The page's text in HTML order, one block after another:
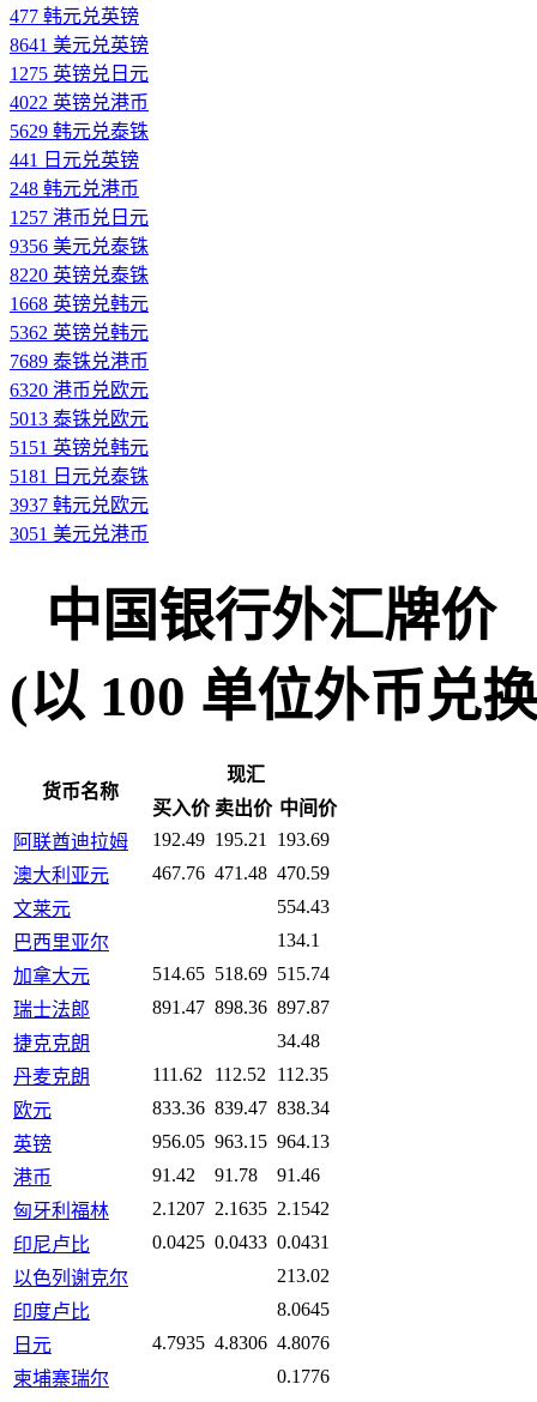
477 韩元兑英镑
8641 美元兑英镑
1275 英镑兑日元
4022 英镑兑港币
5629 韩元兑泰铢
441 日元兑英镑
248 韩元兑港币
1257 港币兑日元
9356 美元兑泰铢
8220 英镑兑泰铢
1668 英镑兑韩元
5362 英镑兑韩元
7689 泰铢兑港币
6320 港币兑欧元
5013 泰铢兑欧元
5151 英镑兑韩元
5181 日元兑泰铢
3937 韩元兑欧元
3051 美元兑港币
中国银行外汇牌价
(以 100 单位外币兑
货币名称
现汇
买入价 卖出价 中间价
阿联酋迪拉姆
192.49 195.21
193.69
澳大利亚元
467.76 471.48 470.59
文莱元
554.43
巴西里亚尔
134.1
加拿大元
514.65 518.69 515.74
瑞士法郎
891.47 898.36 897.87
捷克克朗
34.48
丹麦克朗
111.62 112.52
112.35
欧元
833.36 839.47 838.34
英镑
956.05 963.15 964.13
港币
91.42 91.78
91.46
匈牙利福林
2.1207 2.1635 2.1542
印尼卢比
0.0425 0.0433 0.0431
以色列谢克尔
213.02
印度卢比
8.0645
日元
4.7935 4.8306 4.8076
柬埔寨瑞尔
0.1776